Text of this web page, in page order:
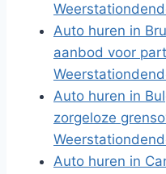
Auto huren in
aanbod voor
Auto huren in
zorgeloze
Auto huren in